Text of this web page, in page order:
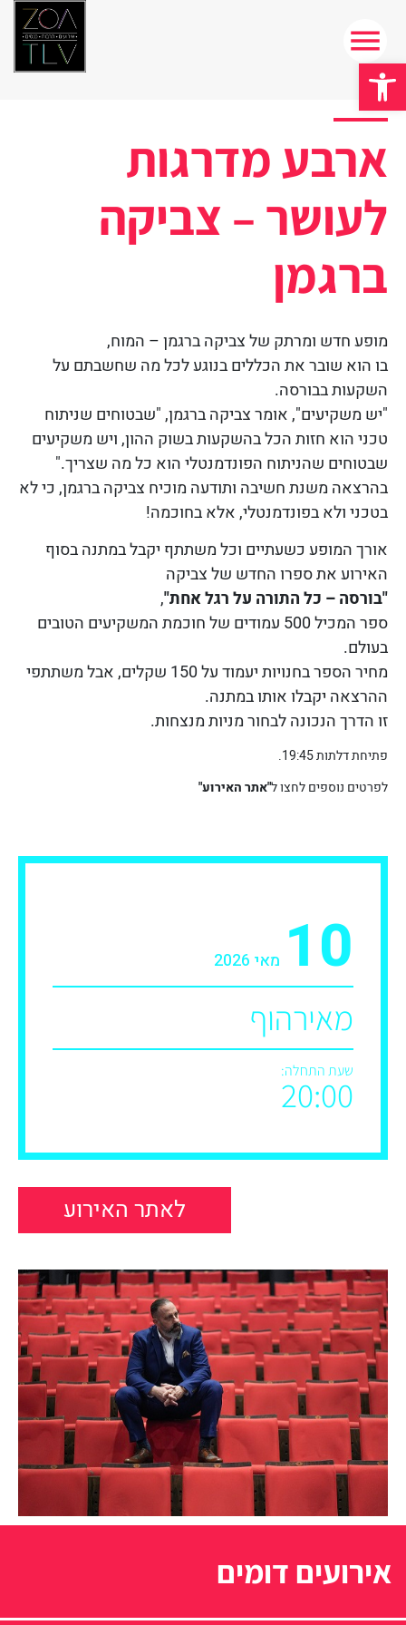
פתח סרגל נגישות
ארבע מדרגות
לעושר – צביקה
ברגמן
מופע חדש ומרתק של צביקה ברגמן – המוח,
בו הוא שובר את הכללים בנוגע לכל מה שחשבתם על
השקעות בבורסה.
"יש משקיעים", אומר צביקה ברגמן, "שבטוחים שניתוח
טכני הוא חזות הכל בהשקעות בשוק ההון, ויש משקיעים
שבטוחים שהניתוח הפונדמנטלי הוא כל מה שצריך."
בהרצאה משנת חשיבה ותודעה מוכיח צביקה ברגמן, כי לא
בטכני ולא בפונדמנטלי,אלא בחוכמה!
אורך המופע כשעתיים וכל משתתף יקבל במתנה בסוף
האירועאת ספרו החדש של צביקה
"בורסה – כל התורה על רגל אחת",
ספר המכיל 500 עמודים של חוכמת המשקיעים הטובים
בעולם.
מחיר הספר בחנויות יעמוד על 150 שקלים, אבל משתתפי
ההרצאה יקבלו אותו במתנה.
זו הדרך הנכונה לבחור מניות מנצחות.
פתיחת דלתות 19:45.
לפרטים נוספים לחצו ל"אתר האירוע"
10 מאי 2026
מאירהוף
שעת התחלה:
20:00
לאתר האירוע
אירועים דומים